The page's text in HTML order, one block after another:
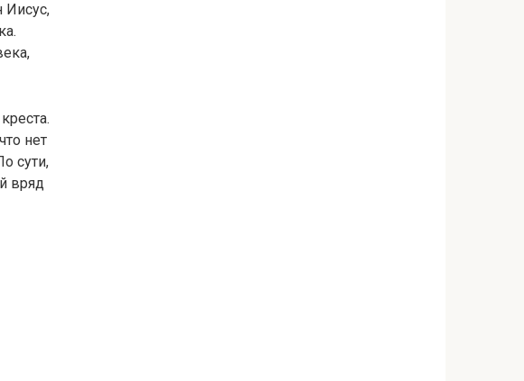
Иисус,
нет
сути,
вряд